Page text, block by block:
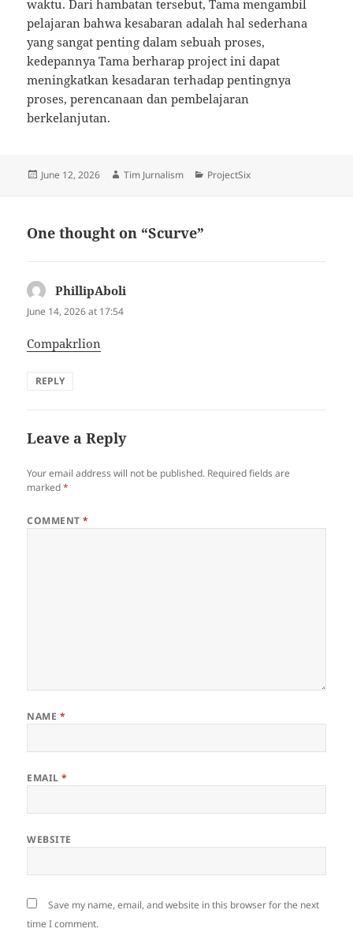
waktu. Dari hambatan tersebut, Tama mengambil
pelajaran bahwa kesabaran adalah hal sederhana
yang sangat penting dalam sebuah proses,
kedepannya Tama berharap project ini dapat
meningkatkan kesadaran terhadap pentingnya
proses, perencanaan dan pembelajaran
berkelanjutan.
Posted
June 12, 2026 Author
Tim Jurnalism Categories
ProjectSix
One thought on “Scurve”
PhillipAboli
June 14, 2026 at 17:54
Compakrlion
REPLY
Leave a Reply
Your email address will not be published. Required fields are
marked*
COMMENT*
NAME *
EMAIL*
WEBSITE
Save my name, email, and website in this browser for the next
time I comment.